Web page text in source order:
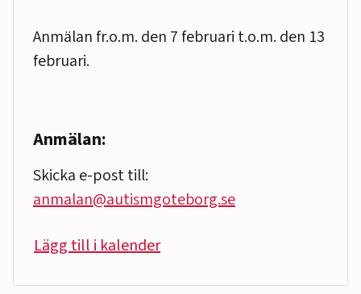
Anmälan fr.o.m. den 7 februari t.o.m. den 13
februari.
Anmälan:
Skicka e-post till:
anmalan@autismgoteborg.se
Lägg till i kalender